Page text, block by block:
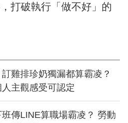
打破執行「做不好」的
雞排珍奶獨漏都算霸凌？
主觀感受可認定
傳LINE算職場霸凌？ 勞動